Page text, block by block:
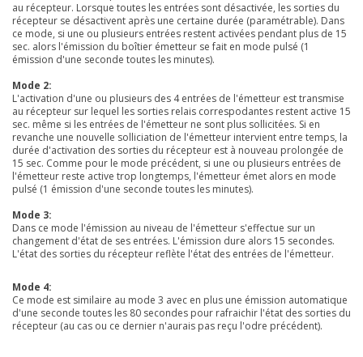
au récepteur. Lorsque toutes les entrées sont désactivée, les sorties du
récepteur se désactivent après une certaine durée (paramétrable). Dans
ce mode, si une ou plusieurs entrées restent activées pendant plus de 15
sec. alors l'émission du boîtier émetteur se fait en mode pulsé (1
émission d'une seconde toutes les minutes).
Mode 2:
L'activation d'une ou plusieurs des 4 entrées de l'émetteur est transmise
au récepteur sur lequel les sorties relais correspodantes restent active 15
sec. même si les entrées de l'émetteur ne sont plus sollicitées. Si en
revanche une nouvelle solliciation de l'émetteur intervient entre temps, la
durée d'activation des sorties du récepteur est à nouveau prolongée de
15 sec. Comme pour le mode précédent, si une ou plusieurs entrées de
l'émetteur reste active trop longtemps, l'émetteur émet alors en mode
pulsé (1 émission d'une seconde toutes les minutes).
Mode 3:
Dans ce mode l'émission au niveau de l'émetteur s'effectue sur un
changement d'état de ses entrées. L'émission dure alors 15 secondes.
L'état des sorties du récepteur reflète l'état des entrées de l'émetteur.
Mode 4:
Ce mode est similaire au mode 3 avec en plus une émission automatique
d'une seconde toutes les 80 secondes pour rafraichir l'état des sorties du
récepteur (au cas ou ce dernier n'aurais pas reçu l'odre précédent).